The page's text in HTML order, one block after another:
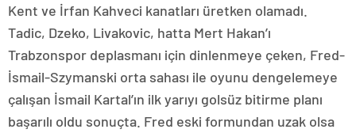
Kent ve İrfan Kahveci kanatları üretken olamadı.
Tadic, Dzeko, Livakovic, hatta Mert Hakan’ı
Trabzonspor deplasmanı için dinlenmeye çeken, Fred-
İsmail-Szymanski orta sahası ile oyunu dengelemeye
çalışan İsmail Kartal’ın ilk yarıyı golsüz bitirme planı
başarılı oldu sonuçta. Fred eski formundan uzak olsa